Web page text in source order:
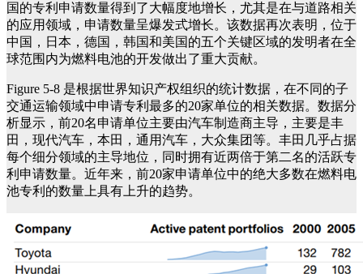
国的专利申请数量得到了大幅度地增长，尤其是在与道路相关
的应用领域，申请数量呈爆发式增长。该数据再次表明，位于
中国，日本，德国，韩国和美国的五个关键区域的发明者在全
球范围内为燃料电池的开发做出了重大贡献。
Figure 5-8 是根据世界知识产权组织的统计数据，在不同的子
交通运输领域中申请专利最多的20家单位的相关数据。数据分
析显示，前20名申请单位主要由汽车制造商主导，主要是丰
田，现代汽车，本田，通用汽车，大众集团等。丰田几乎占据
每个细分领域的主导地位，同时拥有近两倍于第二名的活跃专
利申请数量。近年来，前20家申请单位中的绝大多数在燃料电
池专利的数量上具有上升的趋势。